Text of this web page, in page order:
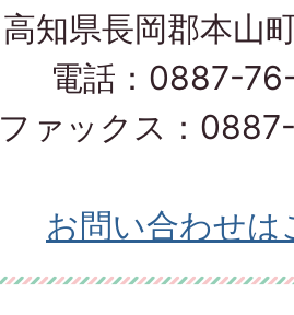
高知県長岡郡本山
電話：0887-
ファックス：
お問い合わせは